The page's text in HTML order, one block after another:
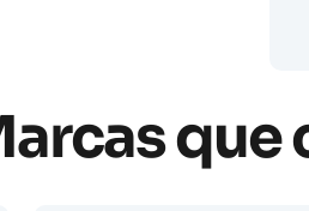
que